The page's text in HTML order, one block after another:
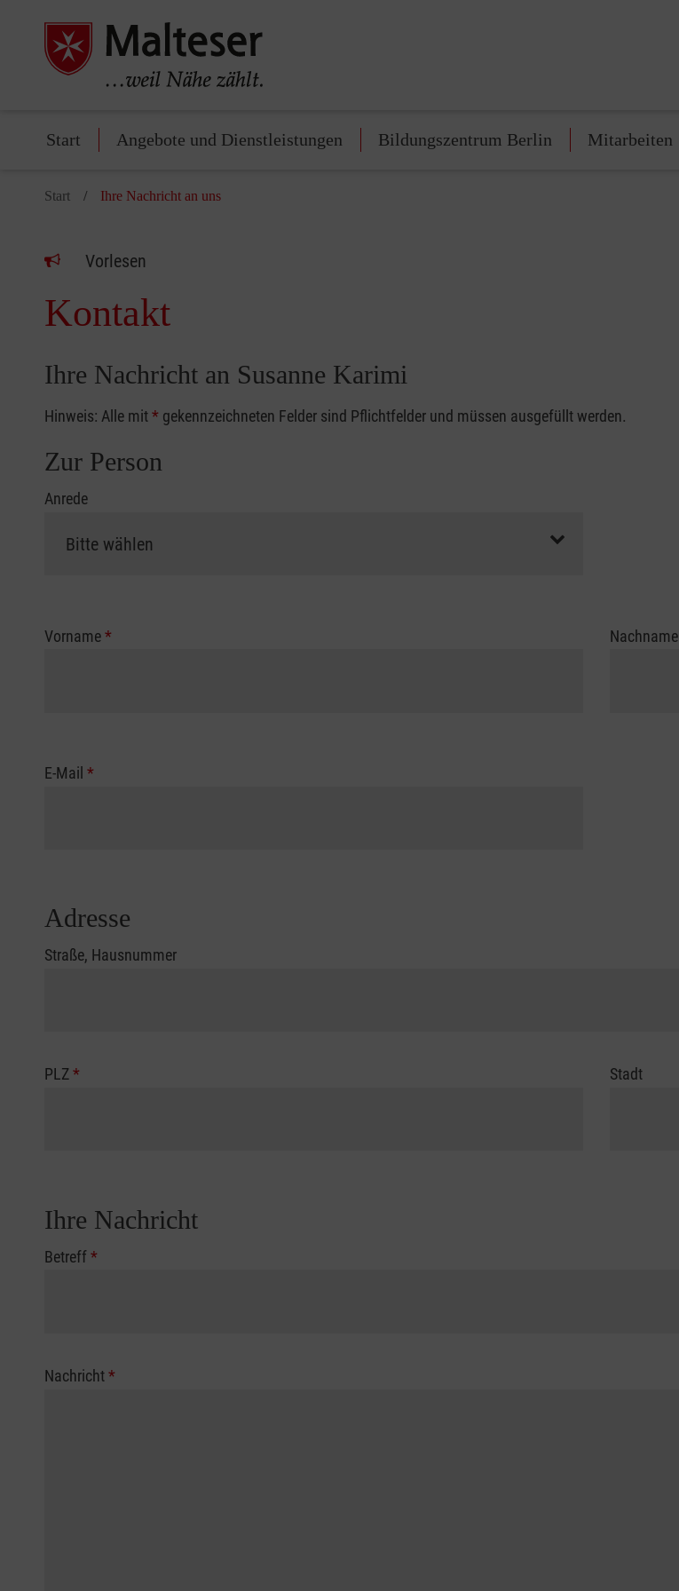
Start Angebote und Dienstleistungen Bildungszentrum Berlin Mitarbeiten
Start Ihre Nachricht an uns
Vorlesen
Kontakt
Ihre Nachricht an Susanne Karimi
Hinweis: Alle mit* gekennzeichneten Felder sind Pflichtfelder und müssen ausgefüllt werden.
Zur Person
Anrede
Vorname* Nachname
E-Mail *
Adresse
Straße, Hausnummer
PLZ* Stadt
Ihre Nachricht
Betreff*
Nachricht*